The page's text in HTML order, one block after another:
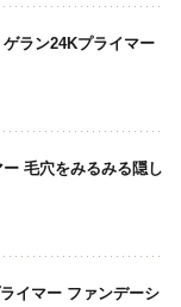
検索
ラン24Kプライマー
毛穴をみるみる隠し
イマー ファンデーシ